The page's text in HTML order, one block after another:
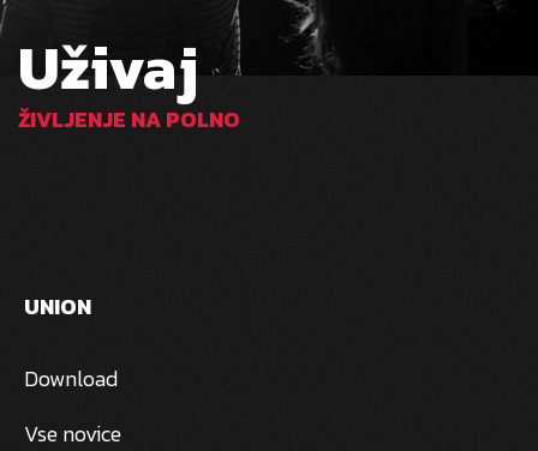
Uživaj
ŽIVLJENJE NA POLNO
UNION
Download
Vse novice